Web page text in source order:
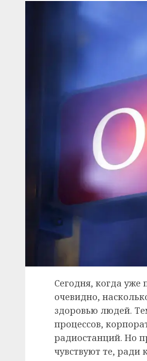
Сегодня, когда уже
очевидно,
здоровью людей.
процессов,
радиостанций. Но
чувствуют те, ради